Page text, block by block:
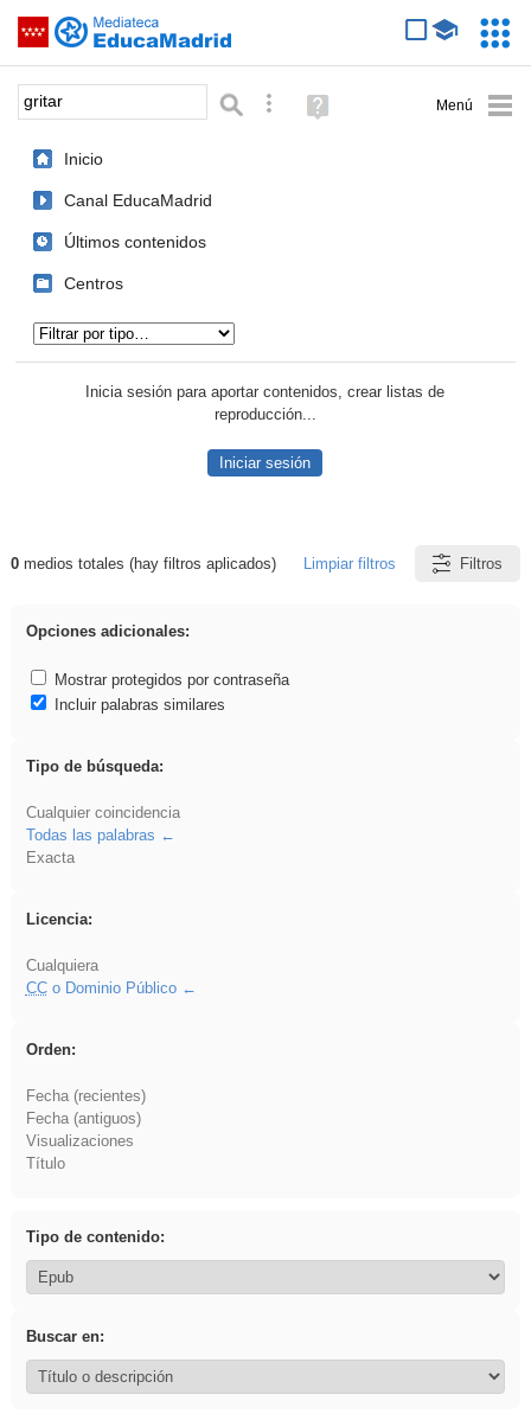
Saltar navegación
Palabra o frase: Búsqueda avanzada
Ayuda
(en
Inicio
Canal EducaMadrid
Últimos contenidos
Centros
Inicia sesión para aportar contenidos, crear listas de
reproducción...
Iniciar sesión
Resultados de: gritar
0medios totales (hay filtros aplicados) Limpiar filtros Filtros
Opciones adicionales:
Mostrar protegidos por contraseña
Incluir palabras similares
Tipo de búsqueda:
Cualquier coincidencia
Todas las palabras
Exacta
Licencia:
Cualquiera
CCo Dominio Público
Orden:
Fecha (recientes)
Fecha (antiguos)
Visualizaciones
Título
Tipo de contenido:
Buscar en: